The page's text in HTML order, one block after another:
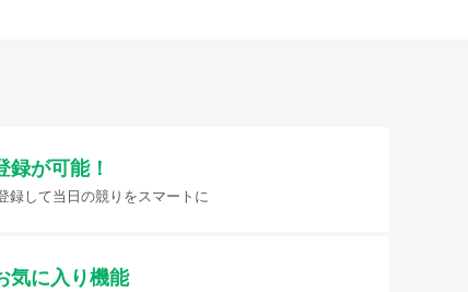
が可能！
録して当日の競りをスマートに
気に入り機能